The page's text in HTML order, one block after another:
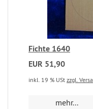
Fichte 1640
EUR 51,90
inkl. 19 % USt zzgl.
mehr...